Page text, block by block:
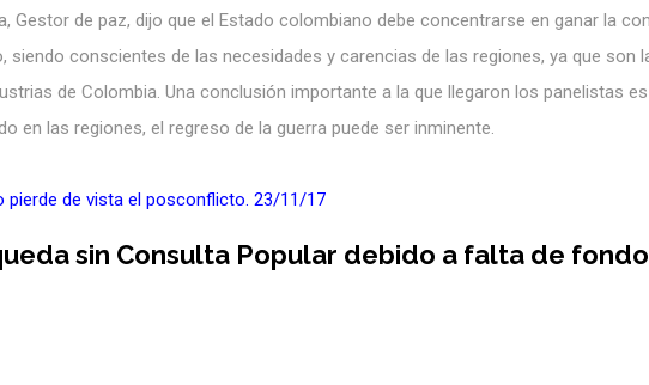
Gestor de paz, dijo que el Estado colombiano debe concentrarse en ganar la
siendo conscientes de las necesidades y carencias de las regiones, ya que son
de Colombia. Una conclusión importante a la que llegaron los panelistas
en las regiones, el regreso de la guerra puede ser inminente.
pierde de vista el posconflicto. 23/11/17
sin Consulta Popular debido a falta de